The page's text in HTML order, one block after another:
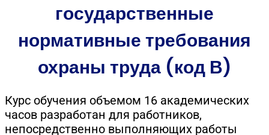
государственные
нормативные требования
охраны труда (код В)
Курс обучения объемом 16 академических
часов разработан для работников,
непосредственно выполняющих работы